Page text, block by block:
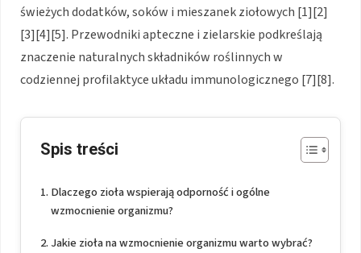
świeżych dodatków, soków i mieszanek ziołowych [1][2]
[3][4][5]. Przewodniki apteczne i zielarskie podkreślają
znaczenie naturalnych składników roślinnych w
codziennej profilaktyce układu immunologicznego [7][8].
Spis treści
Dlaczego zioła wspierają odporność i ogólne
wzmocnienie organizmu?
Jakie zioła na wzmocnienie organizmu warto wybrać?